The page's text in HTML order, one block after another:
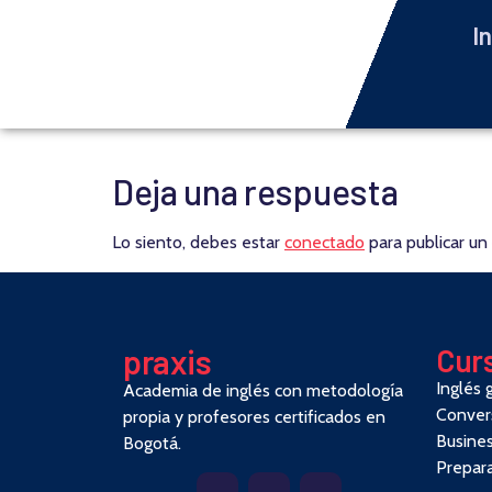
Deja una respuesta
Lo siento, debes estar conectado para publicar
praxis
Academia de inglés con metodología
propia y profesores certificados en
Bogotá.
Inglés